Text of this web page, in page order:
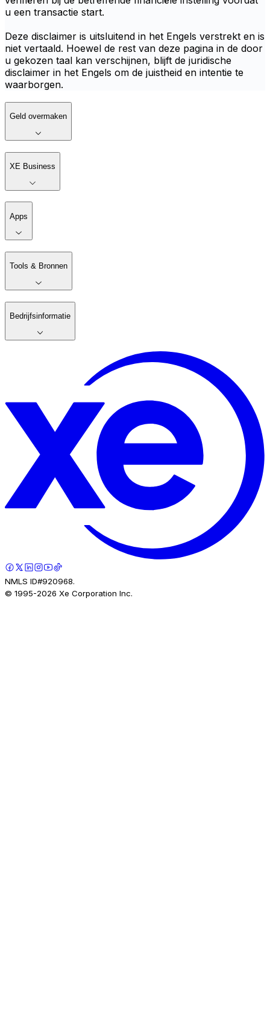
u een transactie start.
Deze disclaimer is uitsluitend in het Engels verstrekt en is
niet vertaald. Hoewel de rest van deze pagina in de door
u gekozen taal kan verschijnen, blijft de juridische
disclaimer in het Engels om de juistheid en intentie te
waarborgen.
Geld overmaken
XE Business
Apps
Tools & Bronnen
Bedrijfsinformatie
NMLS ID#920968.
© 1995-2026 Xe Corporation Inc.